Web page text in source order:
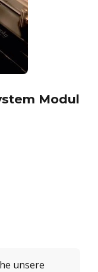
Modul
unsere